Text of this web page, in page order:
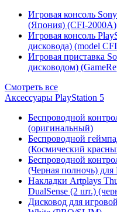
Игровая консоль
(Япония) (CFI-2000A)
Игровая консоль
дисковода) (model
Игровая приставка
дисководом)
Смотреть все
Аксессуары PlayStation 5
Беспроводной
(оригинальный)
Беспроводной
(Космический
Беспроводной
(Черная полночь) для
Накладки Artplays
DualSense (2 шт.)
Дисковод для